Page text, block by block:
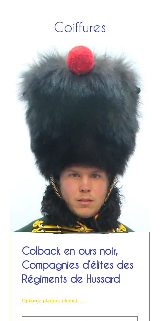
Coiffures
Colback en ours noir,
Compagnies d’élites des
Régiments de Hussard
Options: plaque, plumet, ...